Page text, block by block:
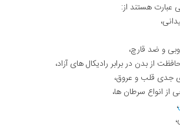
عبارت هستند از:
و ضد قارچ،
از بدن در برابر رادیکال های آزاد،
جدی قلب و عروق،
از انواع سرطان ها،
،